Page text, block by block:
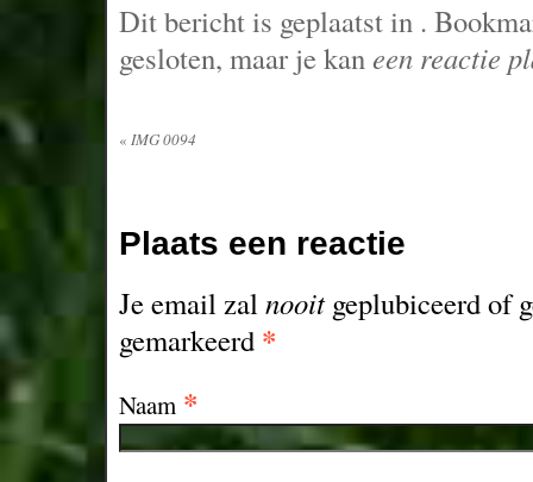
Dit bericht is geplaatst in .
gesloten, maar je kaneen reactie
« IMG 0094
Plaats een reactie
Je email zalnooitgeplubiceerd of
gemarkeerd *
Naam *